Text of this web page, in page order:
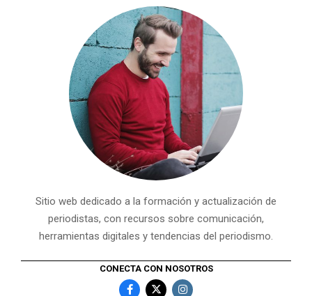
Sitio web dedicado a la formación y actualización de
periodistas, con recursos sobre comunicación,
herramientas digitales y tendencias del periodismo.
CONECTA CON NOSOTROS